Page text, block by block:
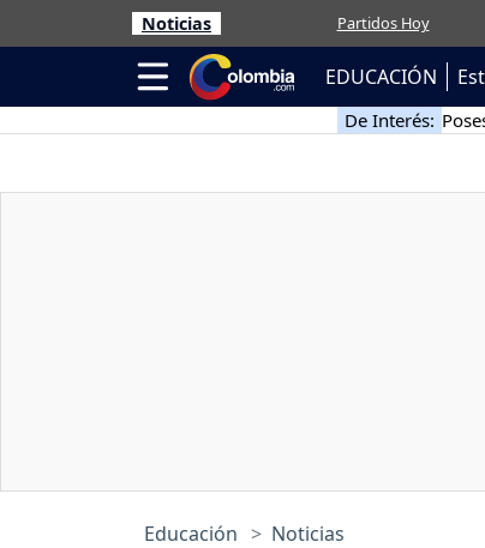
Noticias Partidos Hoy
EDUCACIÓN
De Interés:
Educación Noticias